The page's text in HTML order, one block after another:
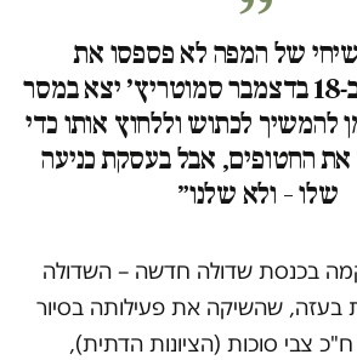
של המפה לא פספסו את
ההתחממות, וב-18 בדצמבר סמוטריץ׳ יצא במסר
להמשיך לכתוש וללחוץ אותו כדי
את החטופים, אבל בעסקת כניעה
שלו – ולא שלנו״
בכנסת שדולה חדשה – השדולה
בעזה, שהשיקה את פעילותה בסיור
צבי סוכות (הציונות הדתית),